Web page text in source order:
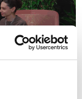
JOVENS